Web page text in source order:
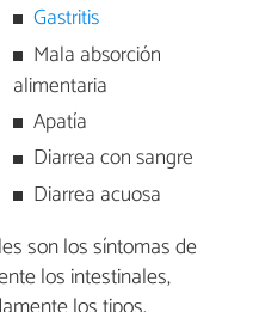
Gastritis
Mala absorción
alimentaria
Apatía
Diarrea con sangre
Diarrea acuosa
son los síntomas de
los intestinales,